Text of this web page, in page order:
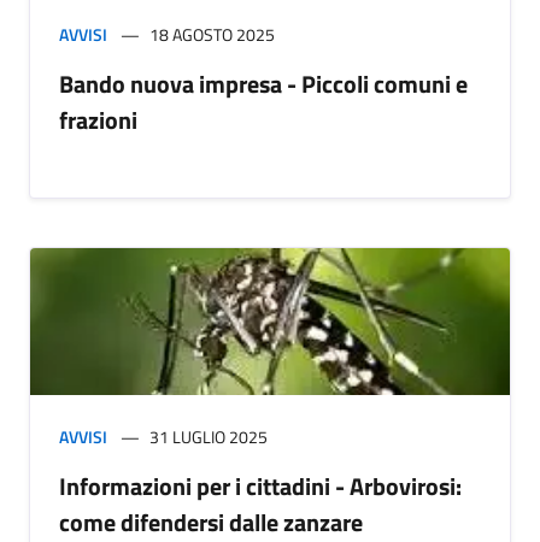
AVVISI 18 AGOSTO 2025
Bando nuova impresa - Piccoli comuni e
frazioni
AVVISI 31 LUGLIO 2025
Informazioni per i cittadini - Arbovirosi:
come difendersi dalle zanzare